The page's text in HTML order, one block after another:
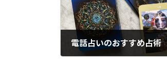
電話占いのおすすめ占術